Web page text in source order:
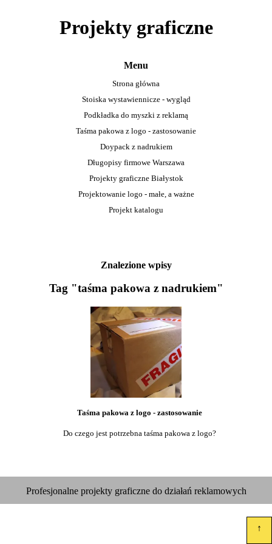
Projekty graficzne
Menu
Strona główna
Stoiska wystawiennicze - wygląd
Podkładka do myszki z reklamą
Taśma pakowa z logo - zastosowanie
Doypack z nadrukiem
Długopisy firmowe Warszawa
Projekty graficzne Białystok
Projektowanie logo - małe, a ważne
Projekt katalogu
Znalezione wpisy
Tag "taśma pakowa z nadrukiem"
Taśma pakowa z logo - zastosowanie
Do czego jest potrzebna taśma pakowa z logo?
Profesjonalne projekty graficzne do działań reklamowych
↑